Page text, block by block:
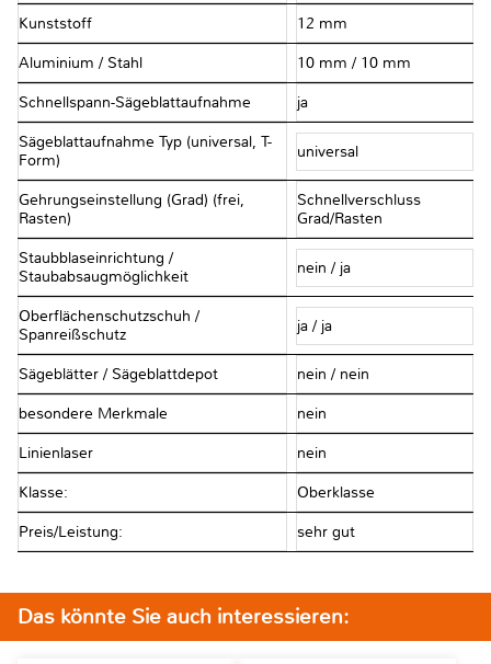
Kunststoff 12 mm
Aluminium / Stahl 10 mm / 10 mm
Schnellspann-Sägeblattaufnahme ja
Sägeblattaufnahme Typ (universal, T-
Form)
universal
Gehrungseinstellung (Grad) (frei,
Rasten)
Schnellverschluss
Grad/Rasten
Staubblaseinrichtung /
Staubabsaugmöglichkeit
nein / ja
Oberflächenschutzschuh /
Spanreißschutz
ja / ja
Sägeblätter / Sägeblattdepot nein / nein
besondere Merkmale nein
Linienlaser nein
Klasse: Oberklasse
Preis/Leistung: sehr gut
Das könnte Sie auch interessieren: